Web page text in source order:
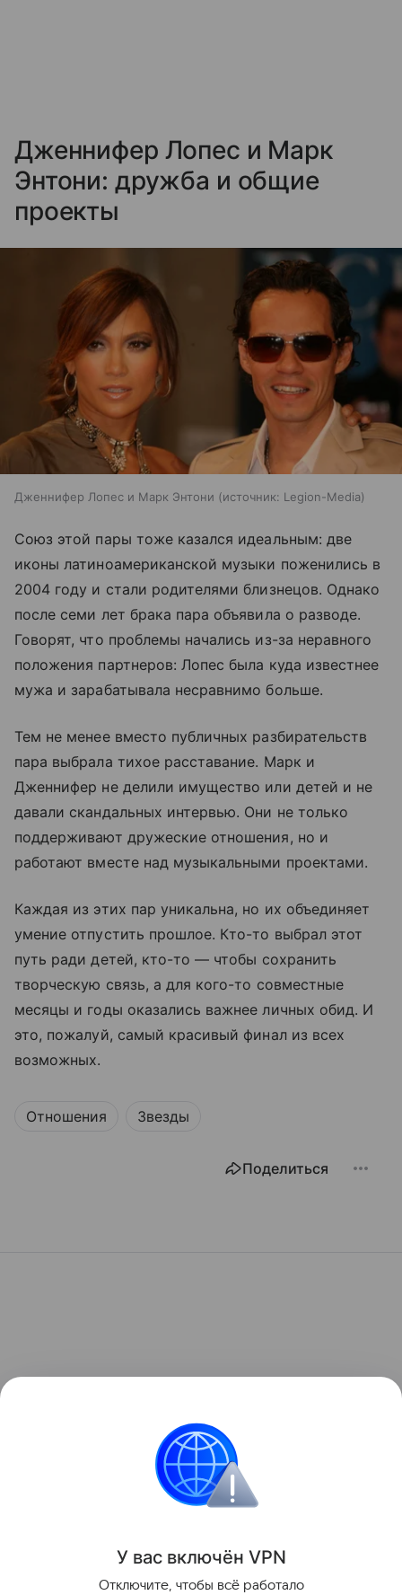
Дженнифер Лопес и Марк
Энтони: дружба и общие
проекты
Дженнифер Лопес и Марк Энтони источник: Legion-Media
Союз этой пары тоже казался идеальным: две
иконы латиноамериканской музыки поженились в
2004 году и стали родителями близнецов. Однако
после семи лет брака пара объявила о разводе.
Говорят, что проблемы начались из-за неравного
положения партнеров: Лопес была куда известнее
мужа и зарабатывала несравнимо больше.
Тем не менее вместо публичных разбирательств
пара выбрала тихое расставание. Марк и
Дженнифер не делили имущество или детей и не
давали скандальных интервью. Они не только
поддерживают дружеские отношения, но и
работают вместе над музыкальными проектами.
Каждая из этих пар уникальна, но их объединяет
умение отпустить прошлое. Кто-то выбрал этот
путь ради детей, кто-то — чтобы сохранить
творческую связь, а для кого-то совместные
месяцы и годы оказались важнее личных обид. И
это, пожалуй, самый красивый финал из всех
возможных.
Отношения Звезды
Поделиться
У вас включён VPN
Отключите, чтобы всё работало